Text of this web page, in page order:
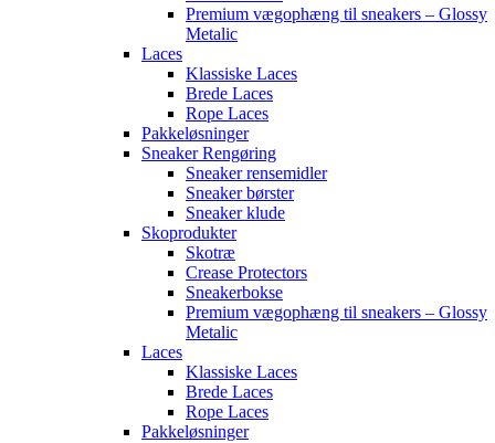
Premium vægophæng til sneakers – Glossy
Metalic
Laces
Klassiske Laces
Brede Laces
Rope Laces
Pakkeløsninger
Sneaker Rengøring
Sneaker rensemidler
Sneaker børster
Sneaker klude
Skoprodukter
Skotræ
Crease Protectors
Sneakerbokse
Premium vægophæng til sneakers – Glossy
Metalic
Laces
Klassiske Laces
Brede Laces
Rope Laces
Pakkeløsninger